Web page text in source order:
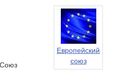
Европейский
союз